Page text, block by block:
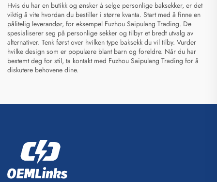
Hvis du har en butikk og ønsker å selge personlige baksekker, er det
viktig å vite hvordan du bestiller i større kvanta. Start med å finne en
pålitelig leverandør, for eksempel Fuzhou Saipulang Trading. De
spesialiserer seg på personlige sekker og tilbyr et bredt utvalg av
alternativer. Tenk først over hvilken type baksekk du vil tilby. Vurder
hvilke design som er populære blant barn og foreldre. Når du har
bestemt deg for stil, ta kontakt med Fuzhou Saipulang Trading for å
diskutere behovene dine.